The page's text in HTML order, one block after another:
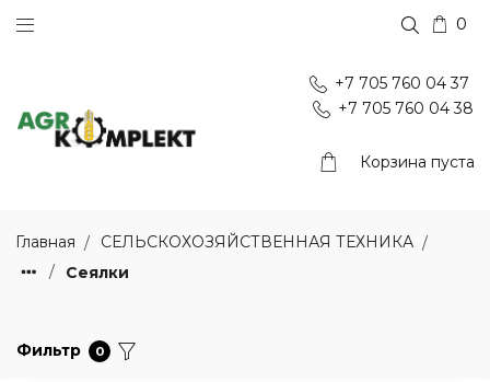
0
+7 705 760 04 37
+7 705 760 04 38
Корзина пуста
Главная
СЕЛЬСКОХОЗЯЙСТВЕННАЯ ТЕХНИКА
Сеялки
Фильтр 0